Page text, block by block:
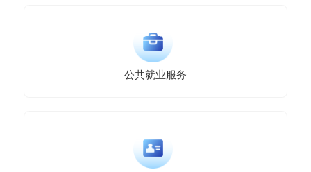
公共就业服务